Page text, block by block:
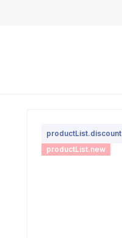
productList.discount
productList.new